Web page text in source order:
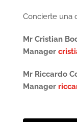
Concierte una
Mr Cristian
Manager
Mr Riccardo
Manager